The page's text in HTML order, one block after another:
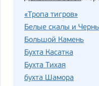
«Тропа тигров»
Белые скалы и
Большой Камень
Бухта Касатка
Бухта Тихая
бухта Шамора